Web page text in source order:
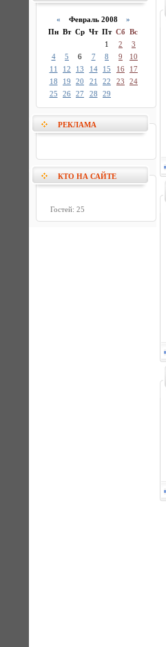
« Февраль 2008 »
Пн Вт Ср Чт Пт Сб Вс
1
2
3
4
5 6 7 8 9
10
11
12 13 14 15 16
17
18
19 20 21 22 23
24
25
26 27 28 29
РЕКЛАМА
КТО НА САЙТЕ
Гостей: 25